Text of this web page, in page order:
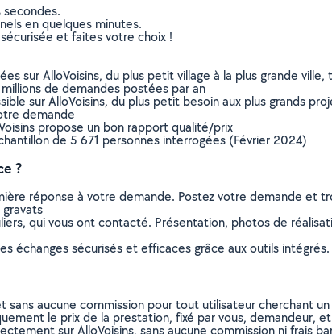
secondes.
en quelques minutes.
et faites votre choix !
sur AlloVoisins, du plus petit village à la plus grande
de demandes postées par an
sur AlloVoisins, du plus petit besoin aux plus grands
demande
propose un bon rapport qualité/prix
de 5 671 personnes interrogées (Février 2024)
?
réponse à votre demande. Postez votre demande et
qui vous ont contacté. Présentation, photos de
échanges sécurisés et efficaces grâce aux outils intégrés.
aucune commission pour tout utilisateur cherchant
le prix de la prestation, fixé par vous, demandeur, et
sur AlloVoisins, sans aucune commission ni frais